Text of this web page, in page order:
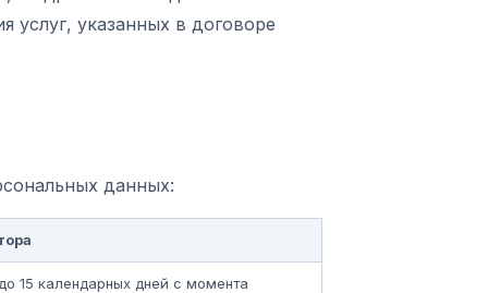
услуг, указанных в договоре
данных:
15 календарных дней с момента